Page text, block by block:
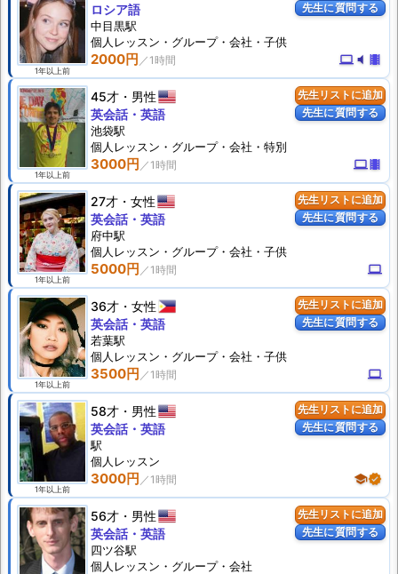
先生に質問する
1年以上前
2000円 computer volume_mute theaters
ロシア語
中目黒駅
個人 レッスン ・グループ・会社・子供
先生リストに追加
先生に質問する
1年以上前
45才 男性
3000円 computertheaters
英会話・英語
池袋駅
個人 レッスン ・グループ・会社・特別
先生リストに追加
先生に質問する
1年以上前
27才 女性
5000円 computer
英会話・英語
府中駅
個人 レッスン ・グループ・会社・子供
先生リストに追加
先生に質問する
1年以上前
36才 女性
3500円 computer
英会話・英語
若葉駅
個人 レッスン ・グループ・会社・子供
先生リストに追加
先生に質問する
1年以上前
58才 男性
3000円 schoolverified
英会話・英語
駅
個人 レッスン
先生リストに追加
先生に質問する
56才 男性
英会話・英語
四ツ谷駅
個人 レッスン ・グループ・会社